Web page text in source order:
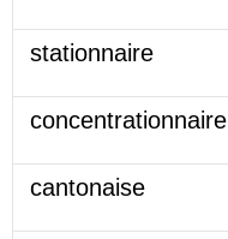
stationnaire
concentrationnaire
cantonaise